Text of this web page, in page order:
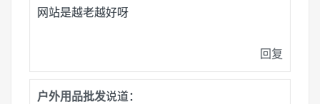
网站是越老越好呀
回复
户外用品批发说道：